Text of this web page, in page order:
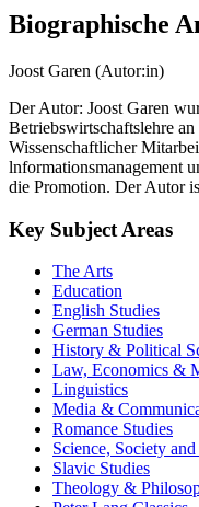
Biographische
Joost Garen (Autor:in)
Der Autor: Joost Garen
Betriebswirtschaftslehre
Wissenschaftlicher
lnformationsmanagement
die Promotion. Der Autor
Key Subject Areas
The Arts
Education
English Studies
German Studies
History & Political
Law, Economics &
Linguistics
Media &
Romance Studies
Science, Society
Slavic Studies
Theology &